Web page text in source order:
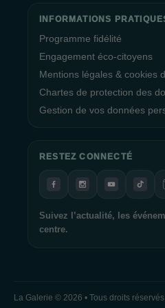
Maximisez Vos Avantages
Prim Prim
Rejoignez le Programme Fidélité
vos avantages lors de vos
Galerie Quimper. L'inscription
simplement votre smartphone en
plaisir lors de vos prochaines
L'Équipe de La Galerie
L'équipe de La Galerie Quimper
accueillir et de vous faire vivre
vous faut. Venez vivre une
INFORMATIONS
Programme fidélité
Engagement éco-citoyens
Mentions légales & cookies
Chartes de protection des
Gestion de vos données
RESTEZ CONNECTÉ
Suivez l’actualité, les
centre.
La Galerie © 2026 • Tous droits réservés